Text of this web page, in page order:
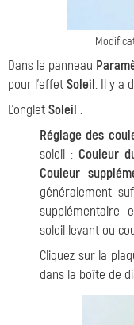
Dans le panneau
pour l'effetSoleil. Il y a
L'ongletSoleil :
Réglage des
soleil : Couleur
Couleur
généralement
supplémentaire
soleil levant ou
Cliquez sur la
dans la boîte de